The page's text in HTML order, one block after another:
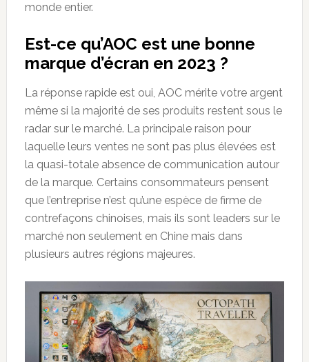
monde entier.
Est-ce qu’AOC est une bonne
marque d’écran en 2023 ?
La réponse rapide est oui, AOC mérite votre argent
même si la majorité de ses produits restent sous le
radar sur le marché. La principale raison pour
laquelle leurs ventes ne sont pas plus élevées est
la quasi-totale absence de communication autour
de la marque. Certains consommateurs pensent
que l’entreprise n’est qu’une espèce de firme de
contrefaçons chinoises, mais ils sont leaders sur le
marché non seulement en Chine mais dans
plusieurs autres régions majeures.